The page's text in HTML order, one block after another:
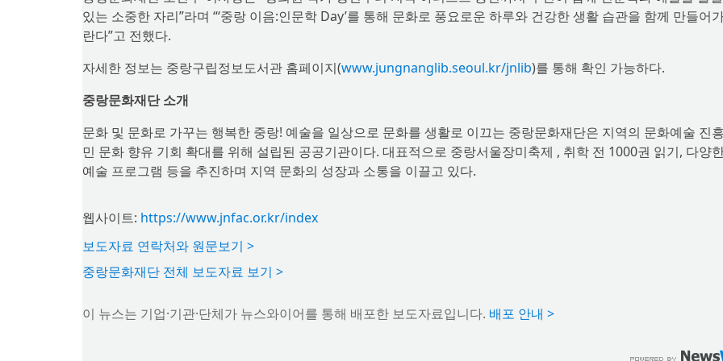
있는 소중한 자리”라며 “‘중랑 이음:인문학 Day’를 통해 문화로 풍요로운 하루와 건강한 생활 습관을 함께 만들어
란다”고 전했다.
자세한 정보는 중랑구립정보도서관 홈페이지(www.jungnanglib.seoul.kr/jnlib)를 통해 확인 가능하다.
중랑문화재단 소개
문화 및 문화로 가꾸는 행복한 중랑! 예술을 일상으로 문화를 생활로 이끄는 중랑문화재단은 지역의 문화예술 진
민 문화 향유 기회 확대를 위해 설립된 공공기관이다. 대표적으로 중랑서울장미축제 , 취학 전 1000권 읽기, 다양
예술 프로그램 등을 추진하며 지역 문화의 성장과 소통을 이끌고 있다.
웹사이트: https://www.jnfac.or.kr/index
보도자료 연락처와 원문보기 >
중랑문화재단 전체 보도자료 보기 >
이 뉴스는 기업·기관·단체가 뉴스와이어를 통해 배포한 보도자료입니다. 배포 안내 >